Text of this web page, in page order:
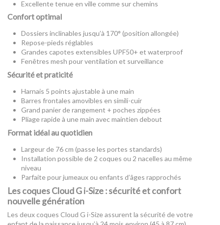
Excellente tenue en ville comme sur chemins
Confort optimal
Dossiers inclinables jusqu’à 170° (position allongée)
Repose-pieds réglables
Grandes capotes extensibles UPF50+ et waterproof
Fenêtres mesh pour ventilation et surveillance
Sécurité et praticité
Harnais 5 points ajustable à une main
Barres frontales amovibles en simili-cuir
Grand panier de rangement + poches zippées
Pliage rapide à une main avec maintien debout
Format idéal au quotidien
Largeur de 76 cm (passe les portes standards)
Installation possible de 2 coques ou 2 nacelles au même
niveau
Parfaite pour jumeaux ou enfants d’âges rapprochés
Les coques Cloud G i-Size : sécurité et confort
nouvelle génération
Les deux coques Cloud G i-Size assurent la sécurité de votre